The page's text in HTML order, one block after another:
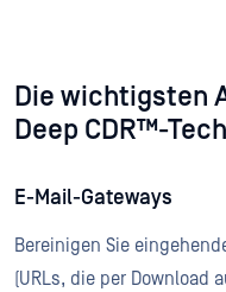
Die wichtigsten
Deep CDR™-
E-Mail-Gateways
Bereinigen Sie
(URLs, die per Download